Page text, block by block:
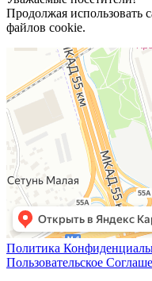
Продолжая использовать
файлов cookie.
Политика
Пользовательское